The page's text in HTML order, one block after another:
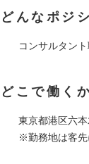
どんなポジ
コンサルタン
どこで働く
東京都港区六
※勤務地は客先